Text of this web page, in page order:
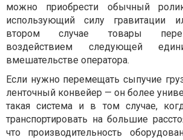
можно приобрести обычный
использующий силу гравитации
втором случае товары
воздействием следующей
вмешательстве оператора.
Если нужно перемещать сыпучие
ленточный конвейер — он более
такая система и в том случае,
транспортировать на большие
что производительность